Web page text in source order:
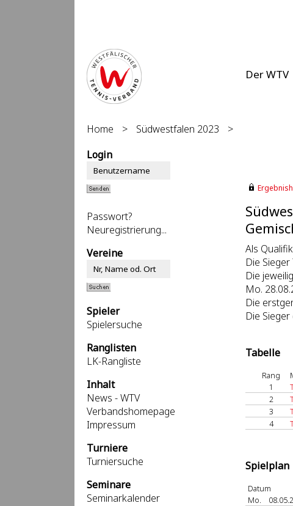
Der WTV
Home > Südwestfalen 2023
>
Login
Passwort?
Neuregistrierung...
Vereine
Spieler
Spielersuche
Ranglisten
LK-Rangliste
Inhalt
News - WTV
Verbandshomepage
Impressum
Turniere
Turniersuche
Seminare
Seminarkalender
Als
Die
Die
Mo.
Die
Die
Tabelle
Rang
1
2
3
4
Spielplan
Datum
Mo.